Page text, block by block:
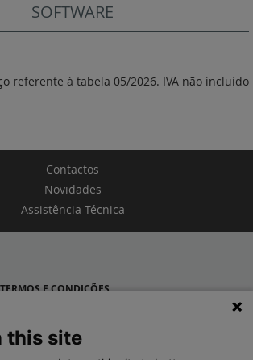
SOFTWARE
referente à tabela 05/2026. IVA não incluído
Contactos
Novidades
Assistência Técnica
TERMOS E CONDIÇÕES
LEGRAND PORTUGAL
this site